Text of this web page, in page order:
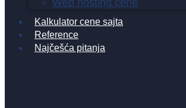
Web hosting cene
Kalkulator cene sajta
Reference
Najčešća pitanja